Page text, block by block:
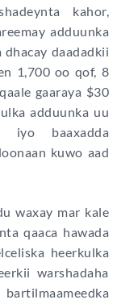
kahor,
adduunka
daadadkii
1,700 oo qof, 8
gaaraya $30
adduunka uu
iyo baaxadda
kuwo aad
waxay mar kale
qaaca hawada
heerkulka
warshadaha